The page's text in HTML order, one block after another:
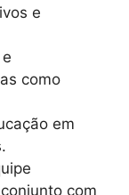
e
como
em
com